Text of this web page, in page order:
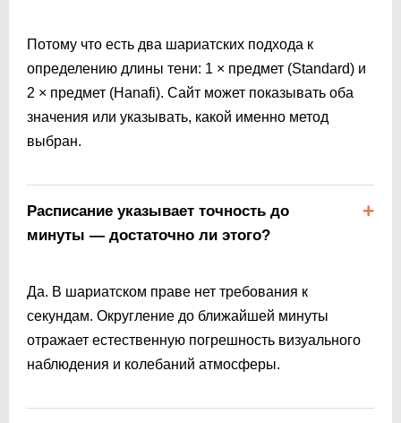
Потому что есть два шариатских подхода к
определению длины тени: 1 × предмет (Standard) и
2 × предмет (Hanafi). Сайт может показывать оба
значения или указывать, какой именно метод
выбран.
Расписание указывает точность до
минуты — достаточно ли этого?
Да. В шариатском праве нет требования к
секундам. Округление до ближайшей минуты
отражает естественную погрешность визуального
наблюдения и колебаний атмосферы.